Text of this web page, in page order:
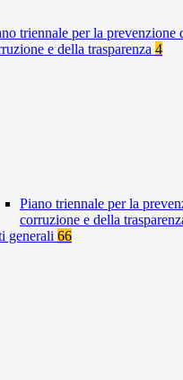
triennale per la prevenzione
e della trasparenza 4
Piano triennale per la
corruzione e della
generali 66